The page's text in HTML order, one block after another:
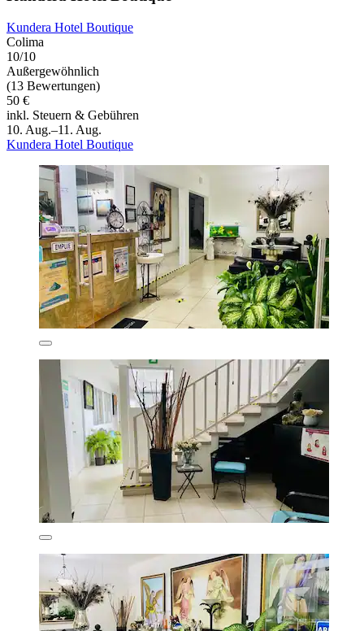
Kundera Hotel Boutique
Colima
10/10
Außergewöhnlich
(13 Bewertungen)
50 €
inkl. Steuern & Gebühren
10. Aug.–11. Aug.
Kundera Hotel Boutique